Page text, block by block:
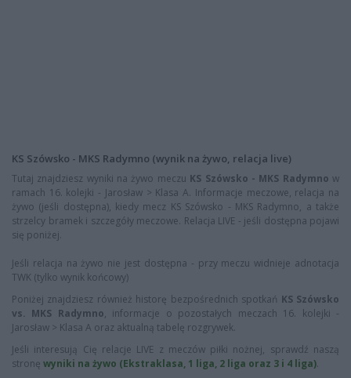
KS Szówsko - MKS Radymno (wynik na żywo, relacja live)
Tutaj znajdziesz wyniki na żywo meczu KS Szówsko - MKS Radymno w
ramach 16. kolejki - Jarosław > Klasa A. Informacje meczowe, relacja na
żywo (jeśli dostępna), kiedy mecz KS Szówsko - MKS Radymno, a także
strzelcy bramek i szczegóły meczowe. Relacja LIVE - jeśli dostępna pojawi
się poniżej.
Jeśli relacja na żywo nie jest dostępna - przy meczu widnieje adnotacja
TWK (tylko wynik końcowy)
Poniżej znajdziesz również historę bezpośrednich spotkań KS Szówsko
vs. MKS Radymno, informacje o pozostałych meczach 16. kolejki -
Jarosław > Klasa A oraz aktualną tabelę rozgrywek.
Jeśli interesują Cię relacje LIVE z meczów piłki nożnej, sprawdź naszą
stronę wyniki na żywo (Ekstraklasa, 1 liga, 2 liga oraz 3 i 4 liga).